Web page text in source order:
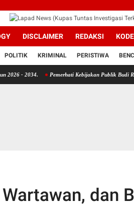
DISCLAIMER REDAKSI
POLITIK KRIMINAL PERISTIWA
Pemerhati Kebijakan Publik Budi Rizkiyanto
dan